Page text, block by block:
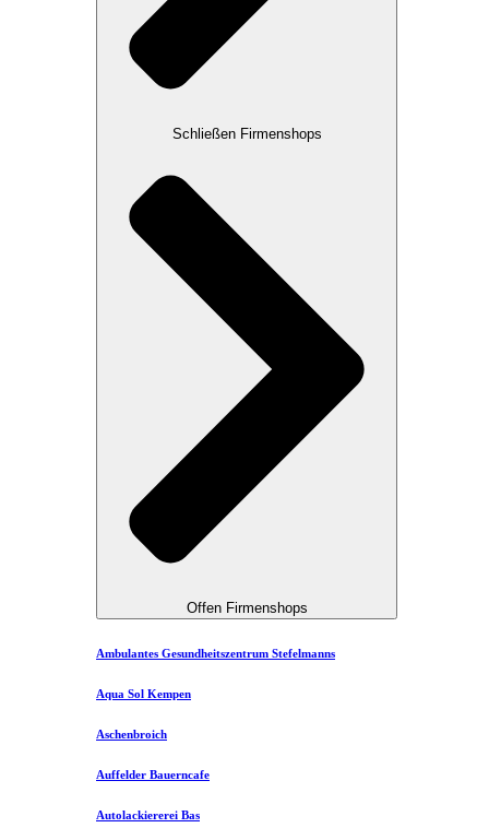
Schließen Firmenshops
Offen Firmenshops
Ambulantes Gesundheitszentrum Stefelmanns
Aqua Sol Kempen
Aschenbroich
Auffelder Bauerncafe
Autolackiererei Bas